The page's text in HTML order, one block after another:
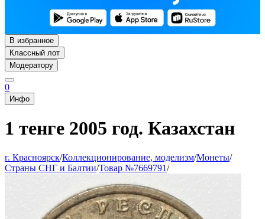
В избранное
Классный лот
Модератору
0
Инфо
1 тенге 2005 год. Казахстан
г. Красноярск/Коллекционирование, моделизм/Монеты/
Страны СНГ и Балтии/Товар №7669791/